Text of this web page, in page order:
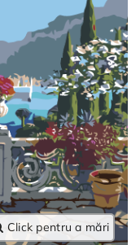
Click pentru a mări